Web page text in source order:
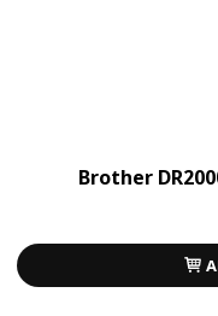
Brother